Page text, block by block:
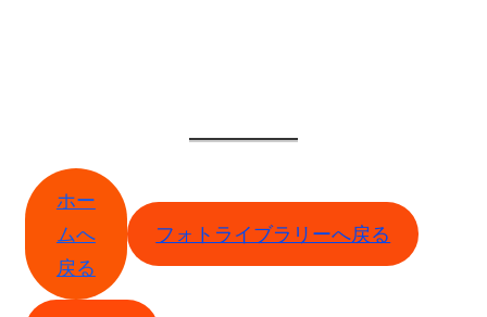
ホー
ムへ
戻る
フォトライブラリーへ戻る